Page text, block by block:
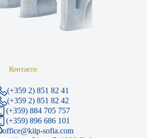
Контакти
(+359 2) 851 82 41
(+359 2) 851 82 42
(+359) 884 705 757
(+359) 896 686 101
office@kiip-sofia.com